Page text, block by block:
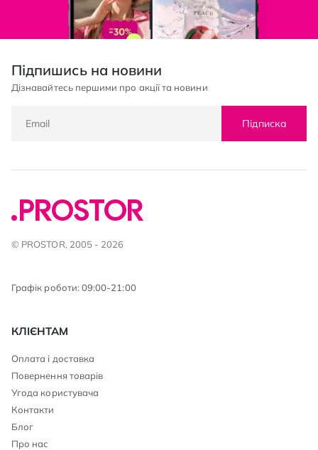
Підпишись на новини
Дізнавайтесь першими про акції та новини
Підписка
© PROSTOR, 2005 - 2026
Графік роботи: 09:00-21:00
КЛІЄНТАМ
Оплата і доставка
Повернення товарів
Угода користувача
Контакти
Блог
Про нас